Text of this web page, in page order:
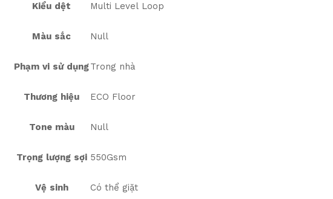
Kiểu dệt Multi Level Loop
Màu sắc Null
Phạm vi sử dụngTrong nhà
Thương hiệu ECO Floor
Tone màu Null
Trọng lượng sợi 550Gsm
Vệ sinh Có thể giặt